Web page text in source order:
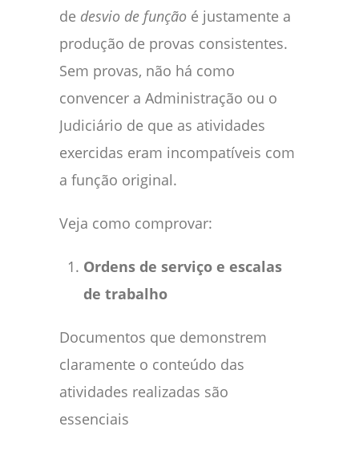
de desvio de função é justamente a
produção de provas consistentes.
Sem provas, não há como
convencer a Administração ou o
Judiciário de que as atividades
exercidas eram incompatíveis com
a função original.
Veja como comprovar:
Ordens de serviço e escalas
de trabalho
Documentos que demonstrem
claramente o conteúdo das
atividades realizadas são
essenciais